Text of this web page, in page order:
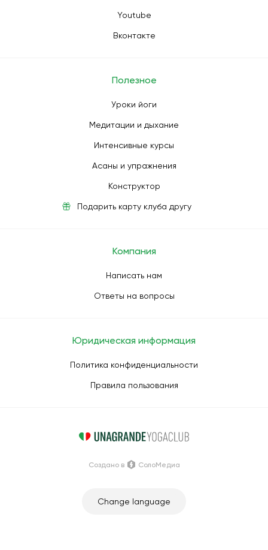
Youtube
Вконтакте
Полезное
Уроки йоги
Медитации и дыхание
Интенсивные курсы
Асаны и упражнения
Конструктор
Подарить карту клуба другу
Компания
Написать нам
Ответы на вопросы
Юридическая информация
Политика конфиденциальности
Правила пользования
Change language
Создано в СолоМедиа